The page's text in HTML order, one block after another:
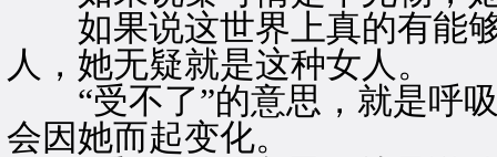
如果说这世界上真的有能够
人，她无疑就是这种女人。
“受不了”的意思，就是呼吸
会因她而起变化。